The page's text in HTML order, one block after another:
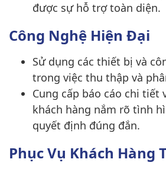
được sự hỗ trợ toàn diện.
Công Nghệ Hiện Đại
Sử dụng các thiết bị và
trong việc thu thập và
Cung cấp báo cáo chi tiết
khách hàng nắm rõ tình
quyết định đúng đắn.
Phục Vụ Khách Hàng